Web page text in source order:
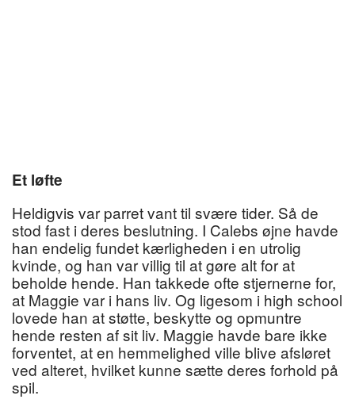
Et løfte
Heldigvis var parret vant til svære tider. Så de
stod fast i deres beslutning. I Calebs øjne havde
han endelig fundet kærligheden i en utrolig
kvinde, og han var villig til at gøre alt for at
beholde hende. Han takkede ofte stjernerne for,
at Maggie var i hans liv. Og ligesom i high school
lovede han at støtte, beskytte og opmuntre
hende resten af sit liv. Maggie havde bare ikke
forventet, at en hemmelighed ville blive afsløret
ved alteret, hvilket kunne sætte deres forhold på
spil.